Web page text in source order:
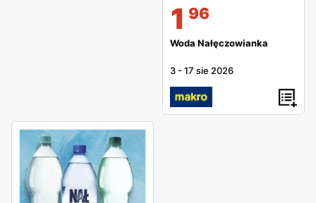
1 96
Woda Nałęczowianka
3 -17 sie 2026